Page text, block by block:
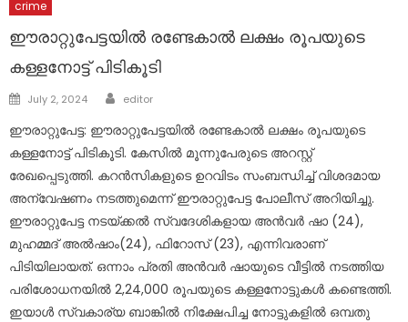
crime
ഈരാറ്റുപേട്ടയില്‍ രണ്ടേകാല്‍ ലക്ഷം രൂപയുടെ
കള്ളനോട്ട് പിടികൂടി
Posted
July 2, 2024 Author
editor
ഈരാറ്റുപേട്ട: ഈരാറ്റുപേട്ടയില്‍ രണ്ടേകാല്‍ ലക്ഷം രൂപയുടെ
കള്ളനോട്ട് പിടികൂടി. കേസില്‍ മൂന്നുപേരുടെ അറസ്റ്റ്
രേഖപ്പെടുത്തി. കറന്‍സികളുടെ ഉറവിടം സംബന്ധിച്ച് വിശദമായ
അന്വേഷണം നടത്തുമെന്ന് ഈരാറ്റുപേട്ട പോലീസ് അറിയിച്ചു.
ഈരാറ്റുപേട്ട നടയ്ക്കല്‍ സ്വദേശികളായ അന്‍വര്‍ ഷാ (24),
മുഹമ്മദ് അല്‍ഷാം(24), ഫിറോസ് (23), എന്നിവരാണ്
പിടിയിലായത്. ഒന്നാം പ്രതി അന്‍വര്‍ ഷായുടെ വീട്ടിൽ നടത്തിയ
പരിശോധനയില്‍ 2,24,000 രൂപയുടെ കള്ളനോട്ടുകള്‍ കണ്ടെത്തി.
ഇയാള്‍ സ്വകാര്യ ബാങ്കില്‍ നിക്ഷേപിച്ച നോട്ടുകളില്‍ ഒമ്പതു